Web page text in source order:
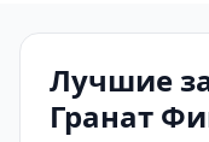
Лучшие
Гранат